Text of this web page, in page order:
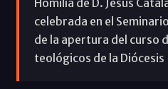
celebrada en el
de la apertura del curso
teológicos de la Diócesis